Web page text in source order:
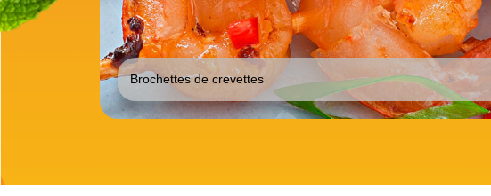
Brochettes de crevettes